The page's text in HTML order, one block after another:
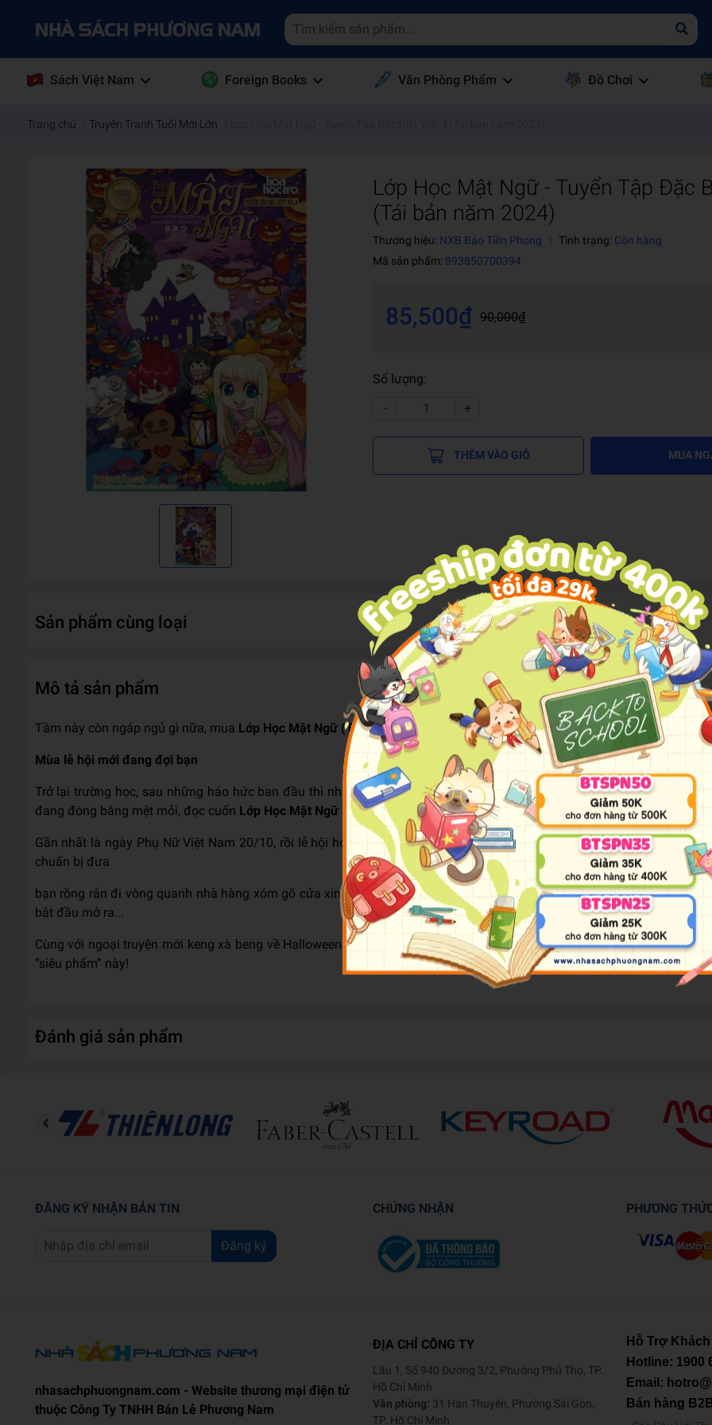
Sách Việt Nam Foreign Books Văn Phòng Phẩm Đồ Chơi
Trang chủ Truyện Tranh Tuổi Mới Lớn
Lớp Học Mật Ngữ - Tuyển Tập Đặc
(Tái bản năm 2024)
Thương hiệu: NXB Báo Tiền Phong Tình trạng: Còn hàng
Mã sản phẩm: 893850700394
85,500₫ 90,000₫
Số lượng:
-
+
THÊM VÀO GIỎ MUA
Sản phẩm cùng loại
Mô tả sản phẩm
Tầm này còn ngáp ngủ gì nữa, mua Lớp Học Mật Ngữ (Tuyển tập đặc biệt) (Vol. 4)về để thổi bùng năng lượng niềm
Mùa lễ hội mới đang đợi bạn
Trở lại trường học, sau những háo hức ban đầu thì nhiều bạn đã lại rơi vào trạng thái ngán ngẩm với mớ bài tập chất
đang đóng băng mệt mỏi, đọc cuốn Lớp Học Mật Ngữ (Tuyển tập đặc biệt) (Vol. 4) để cùng cười ha ha, “nạp” lại
Gần nhất là ngày Phụ Nữ Việt Nam 20/10, rồi lễ hội hóa trang Halloween vô củng được mong đợi. Bạn đã sẵn sàng
chuẩn bị đưa
bạn rồng rắn đi vòng quanh nhà hàng xóm gõ cửa xin kẹo đêm 30/10 để chơi trò “trick or treat”. Đánh một vòng gom
bắt đầu mở ra...
Cùng với ngoại truyện mới keng xà beng về Halloween là tuyển tập những truyện tranh hay nhất củaLớp Học Mật Ngữ
“siêu phẩm” này!
Đánh giá sản phẩm
ĐĂNG KÝ NHẬN BẢN TIN
Đăng ký
CHỨNG NHẬN PHƯƠNG
nhasachphuongnam.com - Website thương mại điện tử
thuộc Công Ty TNHH Bán Lẻ Phương Nam
ĐỊA CHỈ CÔNG TY
Lầu 1, Số 940 Đường 3/2, Phường Phú Thọ, TP.
Hồ Chí Minh
Văn phòng: 31 Hàn Thuyên, Phường Sài Gòn,
TP. Hồ Chí Minh
Hỗ Trợ
Hotline: 1900
Email:
Bán hàng